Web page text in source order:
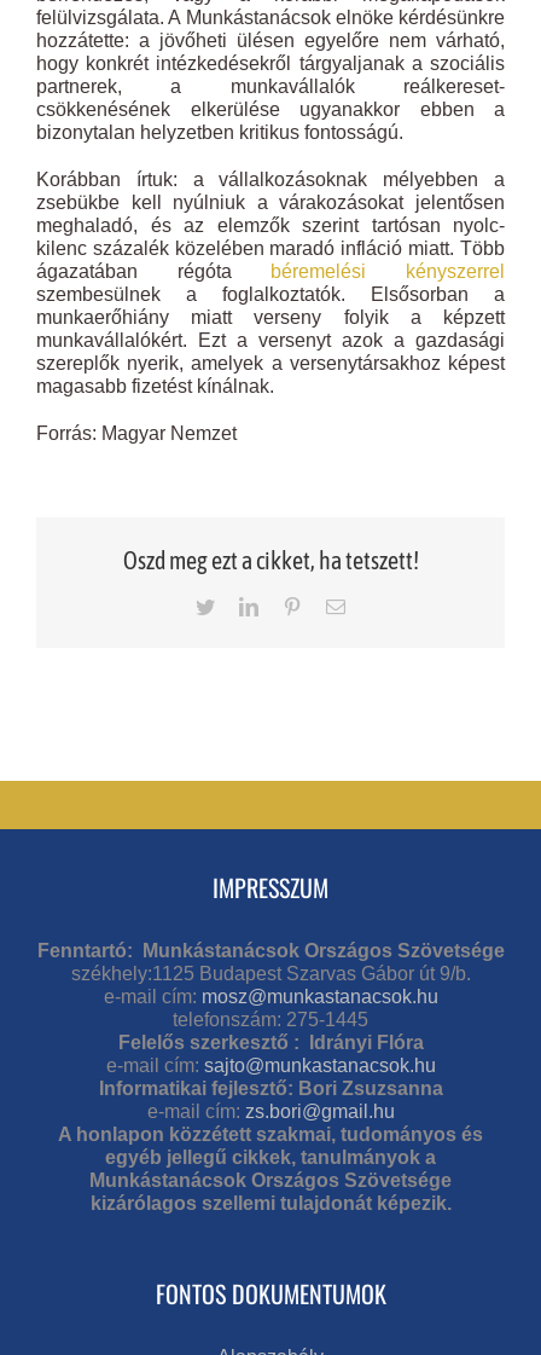
felülvizsgálata. A Munkástanácsok elnöke kérdésünkre
hozzátette: a jövőheti ülésen egyelőre nem várható,
hogy konkrét intézkedésekről tárgyaljanak a szociális
partnerek, a munkavállalók reálkereset-
csökkenésének elkerülése ugyanakkor ebben a
bizonytalan helyzetben kritikus fontosságú.
Korábban írtuk: a vállalkozásoknak mélyebben a
zsebükbe kell nyúlniuk a várakozásokat jelentősen
meghaladó, és az elemzők szerint tartósan nyolc-
kilenc százalék közelében maradó infláció miatt. Több
ágazatában régóta béremelési kényszerrel
szembesülnek a foglalkoztatók. Elsősorban a
munkaerőhiány miatt verseny folyik a képzett
munkavállalókért. Ezt a versenyt azok a gazdasági
szereplők nyerik, amelyek a versenytársakhoz képest
magasabb fizetést kínálnak.
Forrás: Magyar Nemzet
Oszd meg ezt a cikket, ha tetszett!
TwitterLinkedInPinterestEmail
IMPRESSZUM
Fenntartó: Munkástanácsok Országos Szövetsége
székhely:1125 Budapest Szarvas Gábor út 9/b.
e-mail cím: mosz@munkastanacsok.hu
telefonszám: 275-1445
Felelős szerkesztő : Idrányi Flóra
e-mail cím: sajto@munkastanacsok.hu
Informatikai fejlesztő: Bori Zsuzsanna
e-mail cím: zs.bori@gmail.hu
A honlapon közzétett szakmai, tudományos és
egyéb jellegű cikkek, tanulmányok a
Munkástanácsok Országos Szövetsége
kizárólagos szellemi tulajdonát képezik.
FONTOS DOKUMENTUMOK